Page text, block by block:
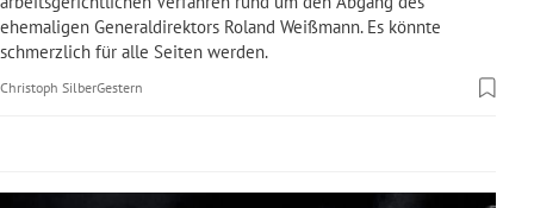
Untermenü
ehemaligen Generaldirektors Roland Weißmann. Es könnte
schmerzlich für alle Seiten werden.
Christoph SilberGestern